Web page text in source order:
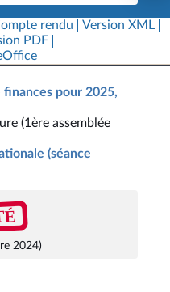
rendu
Version XML
PDF
finances pour 2025,
(1ère assemblée
(séance
2024)